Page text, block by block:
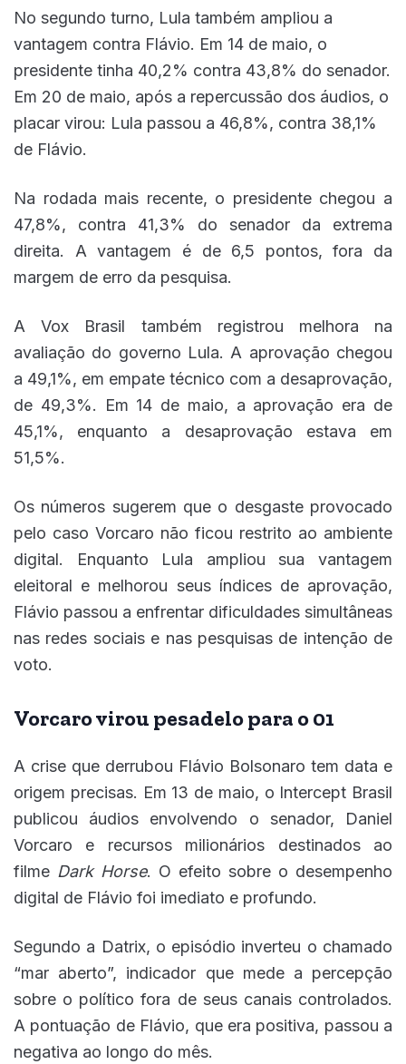
No segundo turno, Lula também ampliou a
vantagem contra Flávio. Em 14 de maio, o
presidente tinha 40,2% contra 43,8% do senador.
Em 20 de maio, após a repercussão dos áudios, o
placar virou: Lula passou a 46,8%, contra 38,1%
de Flávio.
Na rodada mais recente, o presidente chegou a
47,8%, contra 41,3% do senador da extrema
direita. A vantagem é de 6,5 pontos, fora da
margem de erro da pesquisa.
A Vox Brasil também registrou melhora na
avaliação do governo Lula. A aprovação chegou
a 49,1%, em empate técnico com a desaprovação,
de 49,3%. Em 14 de maio, a aprovação era de
45,1%, enquanto a desaprovação estava em
51,5%.
Os números sugerem que o desgaste provocado
pelo caso Vorcaro não ficou restrito ao ambiente
digital. Enquanto Lula ampliou sua vantagem
eleitoral e melhorou seus índices de aprovação,
Flávio passou a enfrentar dificuldades simultâneas
nas redes sociais e nas pesquisas de intenção de
voto.
Vorcaro virou pesadelo para o 01
A crise que derrubou Flávio Bolsonaro tem data e
origem precisas. Em 13 de maio, o Intercept Brasil
publicou áudios envolvendo o senador, Daniel
Vorcaro e recursos milionários destinados ao
filme Dark Horse. O efeito sobre o desempenho
digital de Flávio foi imediato e profundo.
Segundo a Datrix, o episódio inverteu o chamado
“mar aberto”, indicador que mede a percepção
sobre o político fora de seus canais controlados.
A pontuação de Flávio, que era positiva, passou a
negativa ao longo do mês.